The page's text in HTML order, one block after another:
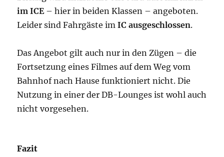
im ICE– hier in beiden Klassen – angeboten.
Leider sind Fahrgäste imIC ausgeschlossen.
Das Angebot gilt auch nur in den Zügen – die
Fortsetzung eines Filmes auf dem Weg vom
Bahnhof nach Hause funktioniert nicht. Die
Nutzung in einer der DB-Lounges ist wohl auch
nicht vorgesehen.
Fazit